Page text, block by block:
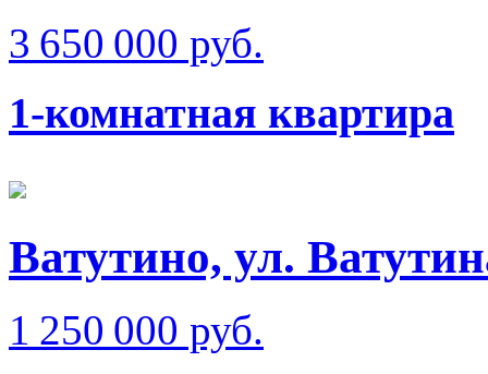
3 650 000 руб.
1-комнатная квартира
Ватутино, ул.
1 250 000 руб.